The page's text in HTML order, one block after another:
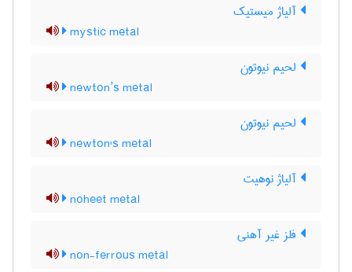
آلیاژ میستیک
mystic metal
لحیم نیوتون
newton’s metal
لحیم نیوتون
newton's metal
آلیاژ نوهیت
noheet metal
فلز غیر آهنی
non-ferrous metal